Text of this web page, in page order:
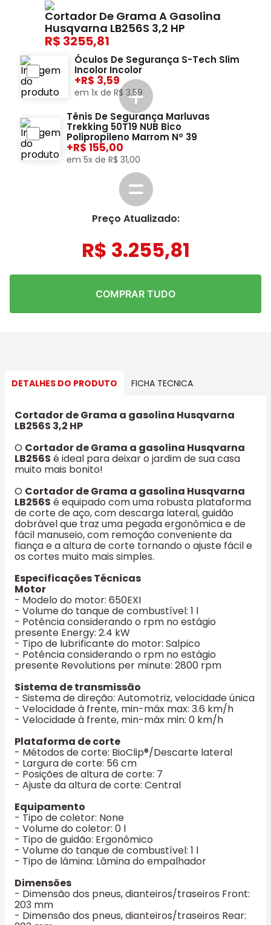
Cortador De Grama A Gasolina
Husqvarna LB256S 3,2 HP
3255,81
Óculos De Segurança S-Tech Slim
Incolor Incolor
+ 3,59
em1x deR$ 3,59
Tênis De Segurança Marluvas
Trekking 50T19 NUB Bico
Polipropileno Marrom Nº 39
+ 155,00
em 5x de R$ 31,00
Preço Atualizado:
R$ 3.255,81
COMPRAR TUDO
DETALHES DO PRODUTO FICHA TECNICA
Cortador de Grama a gasolina Husqvarna
LB256S 3,2 HP
O Cortador de Grama a gasolina Husqvarna
LB256S é ideal para deixar o jardim de sua casa
muito mais bonito!
O Cortador de Grama a gasolina Husqvarna
LB256S é equipado com uma robusta plataforma
de corte de aço, com descarga lateral, guidão
dobrável que traz uma pegada ergonômica e de
fácil manuseio, com remoção conveniente da
fiança e a altura de corte tornando o ajuste fácil e
os cortes muito mais simples.
Especificações Técnicas
Motor
- Modelo do motor: 650EXI
- Volume do tanque de combustível: 1 l
- Potência considerando o rpm no estágio
presente Energy: 2.4 kW
- Tipo de lubrificante do motor: Salpico
- Potência considerando o rpm no estágio
presente Revolutions per minute: 2800 rpm
Sistema de transmissão
- Sistema de direção: Automotriz, velocidade única
- Velocidade à frente, min-máx max: 3.6 km/h
- Velocidade à frente, min-máx min: 0 km/h
Plataforma de corte
- Métodos de corte: BioClip®/Descarte lateral
- Largura de corte: 56 cm
- Posições de altura de corte: 7
- Ajuste da altura de corte: Central
Equipamento
- Tipo de coletor: None
- Volume do coletor: 0 l
- Tipo de guidão: Ergonômico
- Volume do tanque de combustível: 1 l
- Tipo de lâmina: Lâmina do empalhador
Dimensões
- Dimensão dos pneus, dianteiros/traseiros Front:
203 mm
- Dimensão dos pneus, dianteiros/traseiros Rear: